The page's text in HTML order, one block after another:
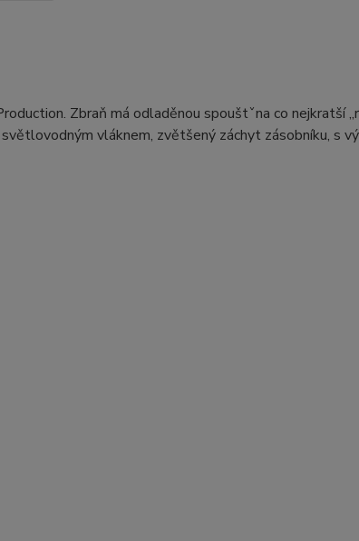
Zbraň má odladěnou spouštˇna co nejkratší
vláknem, zvětšený záchyt zásobníku, s